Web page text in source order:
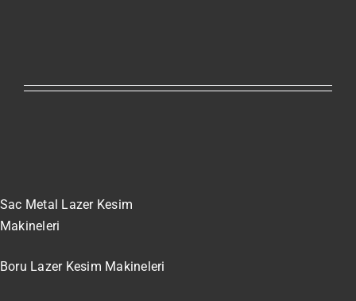
Sac Metal Lazer Kesim
Makineleri
Boru Lazer Kesim Makineleri